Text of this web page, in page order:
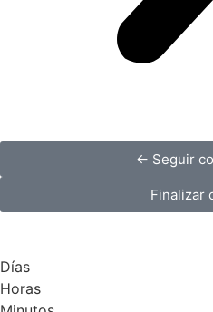
← Seguir
Finalizar
Días
Horas